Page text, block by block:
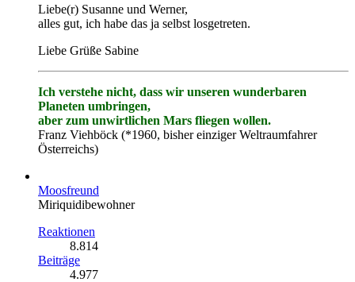
Liebe(r) Susanne und Werner,
alles gut, ich habe das ja selbst losgetreten.
Liebe Grüße Sabine
Ich verstehe nicht, dass wir unseren wunderbaren
Planeten umbringen,
aber zum unwirtlichen Mars fliegen wollen.
Franz Viehböck (*1960, bisher einziger Weltraumfahrer
Österreichs)
Moosfreund
Miriquidibewohner
Reaktionen
8.814
Beiträge
4.977